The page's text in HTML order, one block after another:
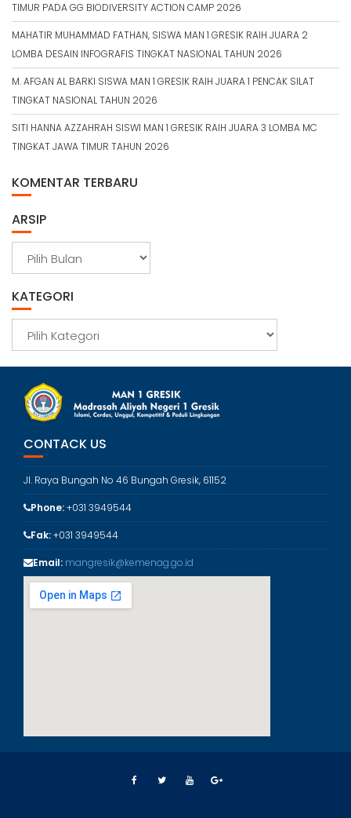
TIMUR PADA GG BIODIVERSITY ACTION CAMP 2026
MAHATIR MUHAMMAD FATHAN, SISWA MAN 1 GRESIK RAIH JUARA 2
LOMBA DESAIN INFOGRAFIS TINGKAT NASIONAL TAHUN 2026
M. AFGAN AL BARKI SISWA MAN 1 GRESIK RAIH JUARA 1 PENCAK SILAT
TINGKAT NASIONAL TAHUN 2026
SITI HANNA AZZAHRAH SISWI MAN 1 GRESIK RAIH JUARA 3 LOMBA MC
TINGKAT JAWA TIMUR TAHUN 2026
KOMENTAR TERBARU
ARSIP
i
KATEGORI
t
CONTACK US
Jl. Raya Bungah No 46 Bungah Gresik, 61152
Phone:+031 3949544
Fak:+031 3949544
Email: mangresik@kemenag.go.id